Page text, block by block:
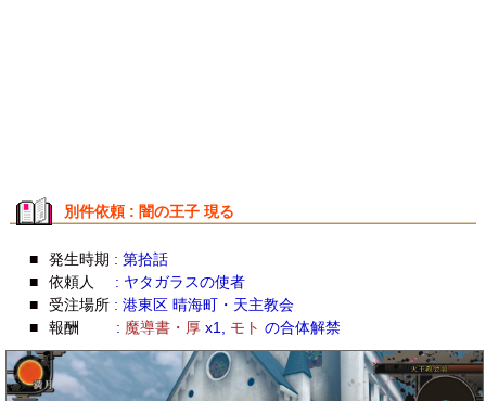
別件依頼 : 闇の王子 現る
■ 発生時期 : 第拾話
■
依頼人
: ヤタガラスの使者
■
受注場所 : 港東区 晴海町・天主教会
■
報酬 : 魔導書・厚x1, モト の合体解禁